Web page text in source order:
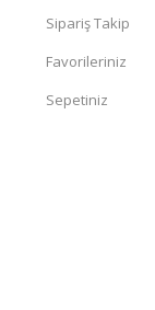
Sipariş Takip
Favorileriniz
Sepetiniz